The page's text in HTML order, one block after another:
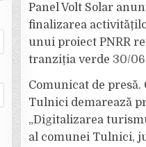
Panel Volt Solar
finalizarea
unui proiect PNRR
tranziția verde 30/
Comunicat de presă.
Tulnici demarează
„Digitalizarea
al comunei Tulnici,